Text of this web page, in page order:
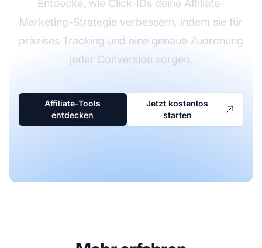
Entdecke, wie Click-IDs deine Affiliate-
Marketing-Strategie verbessern, indem sie für
präzises Tracking und eine genaue Zuordnung
jeder Conversion sorgen.
Affiliate-Tools
entdecken
Jetzt kostenlos
starten